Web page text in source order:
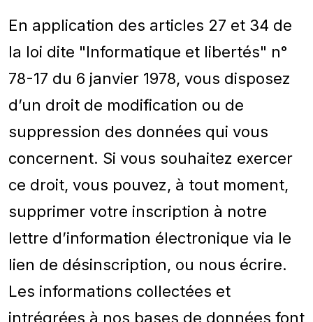
En application des articles 27 et 34 de
la loi dite "Informatique et libertés" n°
78-17 du 6 janvier 1978, vous disposez
d’un droit de modification ou de
suppression des données qui vous
concernent. Si vous souhaitez exercer
ce droit, vous pouvez, à tout moment,
supprimer votre inscription à notre
lettre d’information électronique via le
lien de désinscription, ou nous écrire.
Les informations collectées et
intrégrées à nos bases de données font